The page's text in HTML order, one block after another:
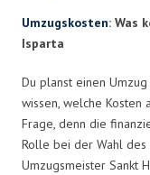
Umzugskosten: Was
Isparta
Du planst einen
wissen, welche Kosten
Frage, denn die
Rolle bei der Wahl des
Umzugsmeister Sankt